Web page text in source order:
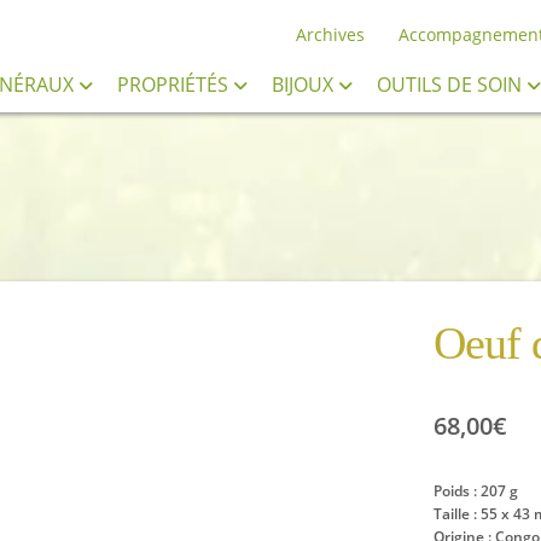
Archives
PROPRIÉTÉS BIJOUX OUTILS DE SOIN
Oeuf
68,00€
Poids : 207 g
Taille : 55 x 43
Origine : Congo